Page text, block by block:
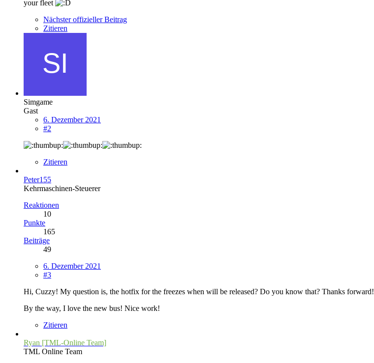
your fleet
Nächster offizieller Beitrag
Zitieren
Simgame
Gast
6. Dezember 2021
#2
Zitieren
Peter155
Kehrmaschinen-Steuerer
Reaktionen
10
Punkte
165
Beiträge
49
6. Dezember 2021
#3
Hi, Cuzzy! My question is, the hotfix for the freezes when will be released? Do you know that? Thanks forward!
By the way, I love the new bus! Nice work!
Zitieren
Ryan [TML-Online Team]
TML Online Team